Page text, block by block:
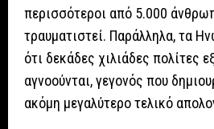
περισσότεροι από 5.000
τραυματιστεί. Παράλληλα, τα
ότι δεκάδες χιλιάδες πολίτες
αγνοούνται, γεγονός που
ακόμη μεγαλύτερο τελικό